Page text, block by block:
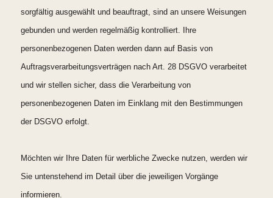
sorgfältig ausgewählt und beauftragt, sind an unsere Weisungen
gebunden und werden regelmäßig kontrolliert. Ihre
personenbezogenen Daten werden dann auf Basis von
Auftragsverarbeitungsverträgen nach Art. 28 DSGVO verarbeitet
und wir stellen sicher, dass die Verarbeitung von
personenbezogenen Daten im Einklang mit den Bestimmungen
der DSGVO erfolgt.
Möchten wir Ihre Daten für werbliche Zwecke nutzen, werden wir
Sie untenstehend im Detail über die jeweiligen Vorgänge
informieren.